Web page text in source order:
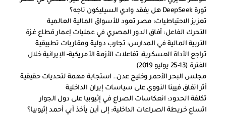
ثورة DeepSeek هل يفقد وادي السيليكون تاجه؟
تعزيز الاحتياطيات: مصر تعود للأسواق المالية العالمية
التحرك الفاعل: آفاق الدور المصري في عمليات إعمار قطاع غزة
التربية المالية في المدارس: تجارب دولية ومقاربات تطبيقية
تراجع الأداة العسكرية: تفاعلات الأزمة الأمريكية- الإيرانية خلال
الفترة (13-25 يوليو 2019)
مجلس البحر الأحمر وخليج عدن.. استجابة مهمة لتحديات حقيقية
أثر اتفاق فيينا النووي على سياسات إيران الداخلية
تكلفة الحدود: انعكاسات الصراع في إثيوبيا على دول الجوار
اتساع خريطة الصراعات الداخلية: إلى أين يأخذ آبي أحمد إثيوبيا؟